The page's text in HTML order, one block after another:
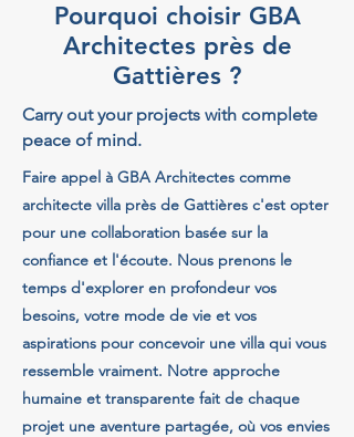
Pourquoi choisir GBA
Architectes près de
Gattières ?
Carry out your projects with complete
peace of mind.
Faire appel à GBA Architectes comme
architecte villa près de Gattières c'est opter
pour une collaboration basée sur la
confiance et l'écoute. Nous prenons le
temps d'explorer en profondeur vos
besoins, votre mode de vie et vos
aspirations pour concevoir une villa qui vous
ressemble vraiment. Notre approche
humaine et transparente fait de chaque
projet une aventure partagée, où vos envies